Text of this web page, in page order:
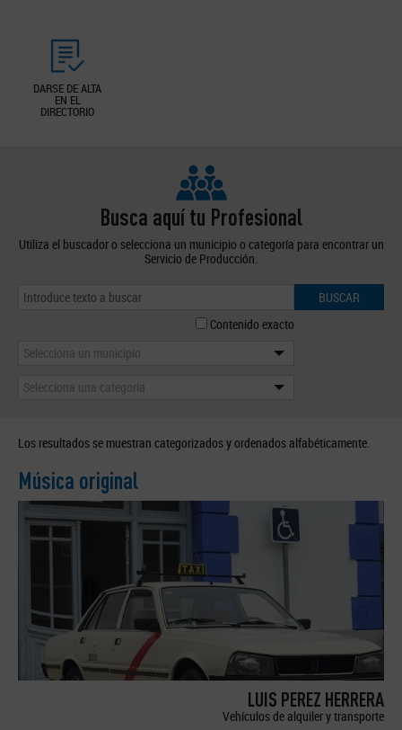
DARSE DE ALTA
EN EL
DIRECTORIO
Busca aquí tu Profesional
Utiliza el buscador o selecciona un municipio o categoría para encontrar un
Servicio de Producción.
BUSCAR
Contenido exacto
Selecciona un municipio
Selecciona una categoría
Los resultados se muestran categorizados y ordenados alfabéticamente.
Música original
LUIS PEREZ HERRERA
Vehículos de alquiler y transporte